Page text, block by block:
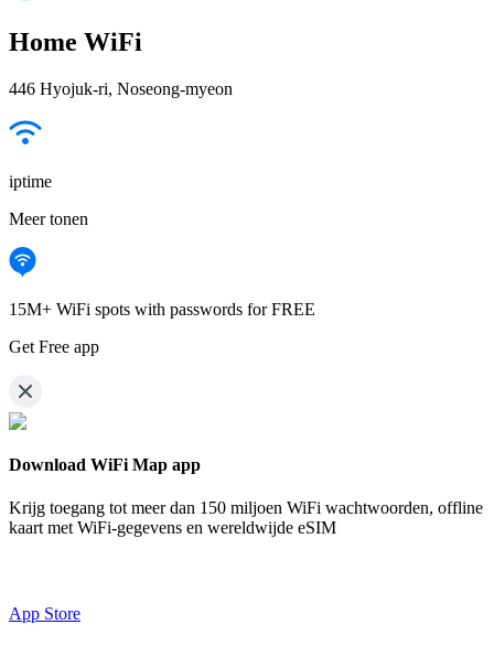
Home WiFi
446 Hyojuk-ri, Noseong-myeon
iptime
Meer tonen
15M+ WiFi spots with passwords for FREE
Get Free app
Download WiFi Map app
Krijg toegang tot meer dan 150 miljoen WiFi wachtwoorden, offline
kaart met WiFi-gegevens en wereldwijde eSIM
App Store